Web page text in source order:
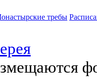
требы